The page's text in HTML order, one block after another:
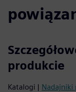
produkcie
Katalogi | Nadajniki